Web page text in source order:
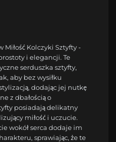
Miłość Kolczyki Sztyfty -
i elegancji. Te
serduszka sztyfty,
aby bez wysiłku
dodając jej nutkę
z dbałością o
posiadają delikatny
miłość i uczucie.
wokół serca dodaje im
sprawiając, że te